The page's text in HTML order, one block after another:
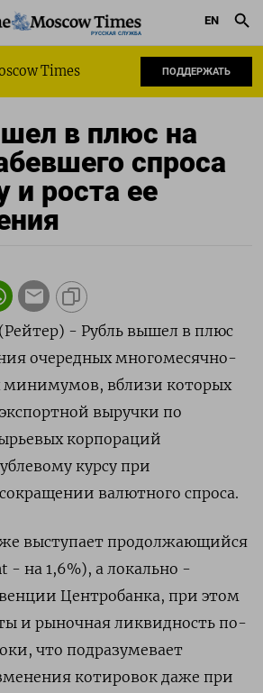
РУССКАЯ СЛУЖБА
EN
Times ПОДДЕРЖАТЬ
в плюс на
спроса
и роста ее
- Рубль вышел в плюс
очередных многомесячно-
минимумов, вблизи которых
выручки по
корпораций
курсу при
валютного спроса.
выступает продолжающийся
- на 1,6%), а локально -
Центробанка, при этом
и рыночная ликвидность по-
что подразумевает
котировок даже при